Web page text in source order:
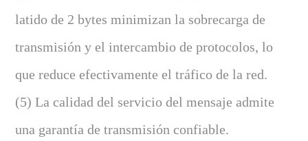
latido de 2 bytes minimizan la sobrecarga de
transmisión y el intercambio de protocolos, lo
que reduce efectivamente el tráfico de la red.
(5) La calidad del servicio del mensaje admite
una garantía de transmisión confiable.